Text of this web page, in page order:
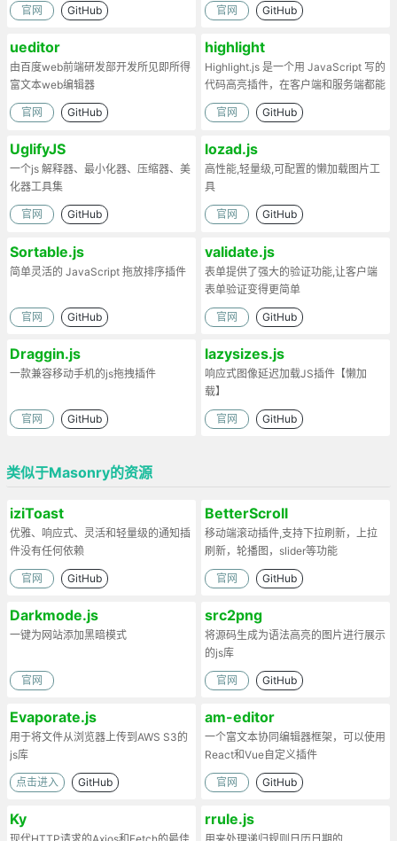
官网 GitHub 官网 GitHub
ueditor
由百度web前端研发部开发所见即所得
富文本web编辑器
官网 GitHub
highlight
Highlight.js 是一个用 JavaScript 写的
代码高亮插件，在客户端和服务端都能
工作。
官网 GitHub
UglifyJS
一个js 解释器、最小化器、压缩器、美
化器工具集
官网 GitHub
lozad.js
高性能,轻量级,可配置的懒加载图片工
具
官网 GitHub
Sortable.js
简单灵活的 JavaScript 拖放排序插件
官网 GitHub
validate.js
表单提供了强大的验证功能,让客户端
表单验证变得更简单
官网 GitHub
Draggin.js
一款兼容移动手机的js拖拽插件
官网 GitHub
lazysizes.js
响应式图像延迟加载JS插件【懒加
载】
官网 GitHub
类似于Masonry的资源
iziToast
优雅、响应式、灵活和轻量级的通知插
件没有任何依赖
官网 GitHub
BetterScroll
移动端滚动插件,支持下拉刷新，上拉
刷新，轮播图，slider等功能
官网 GitHub
Darkmode.js
一键为网站添加黑暗模式
官网
src2png
将源码生成为语法高亮的图片进行展示
的js库
官网 GitHub
Evaporate.js
用于将文件从浏览器上传到AWS S3的
js库
点击进入 GitHub
am-editor
一个富文本协同编辑器框架，可以使用
React和Vue自定义插件
官网 GitHub
Ky rrule.js